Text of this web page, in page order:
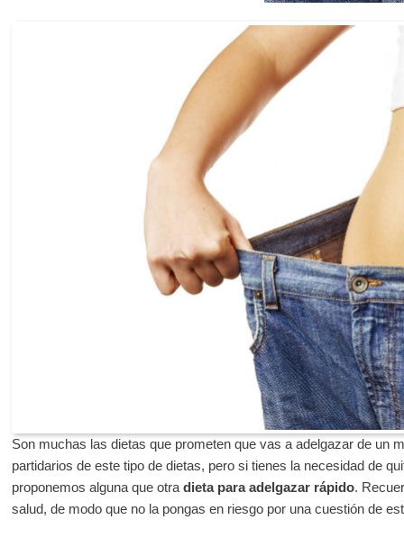
Son muchas las dietas que prometen que vas a adelgazar de un
partidarios de este tipo de dietas, pero si tienes la necesidad de
proponemos alguna que otra dieta para adelgazar rápido.
salud, de modo que no la pongas en riesgo por una cuestión de